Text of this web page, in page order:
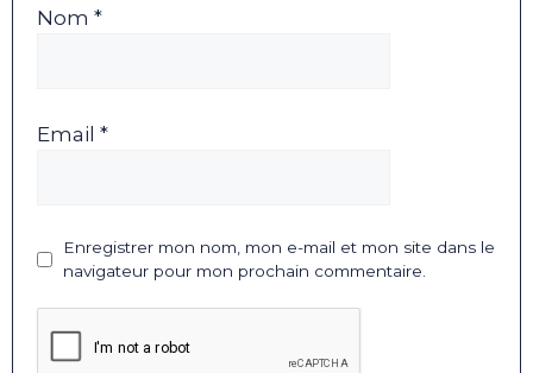
Nom *
Email *
Enregistrer mon nom, mon e-mail et mon site dans le
navigateur pour mon prochain commentaire.